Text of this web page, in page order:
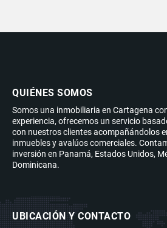
QUIÉNES SOMOS
Somos una inmobiliaria en Cartagena
experiencia, ofrecemos un servicio
con nuestros clientes acompañándolos
inmuebles y avalúos comerciales.
inversión en Panamá, Estados Unidos,
Dominicana.
UBICACIÓN Y CONTACTO